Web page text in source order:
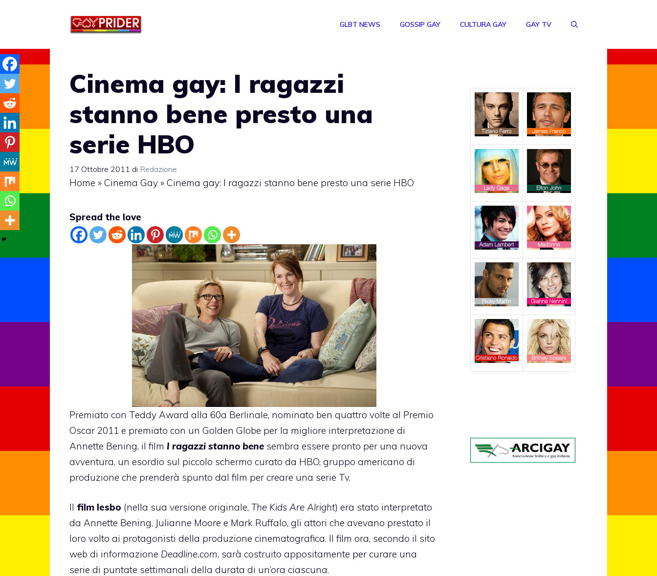
GLBT NEWS GOSSIP GAY CULTURA GAY GAY TV
Cinema gay: I ragazzi
stanno bene presto una
serie HBO
17 Ottobre 2011 di Redazione
Home » Cinema Gay » Cinema gay: I ragazzi stanno bene presto una serie HBO
Spread the love
Premiato con Teddy Award alla 60a Berlinale, nominato ben quattro volte al Premio
Oscar 2011 e premiato con un Golden Globe per la migliore interpretazione di
Annette Bening, il film I ragazzi stanno bene sembra essere pronto per una nuova
avventura, un esordio sul piccolo schermo curato da HBO, gruppo americano di
produzione che prenderà spunto dal film per creare una serie Tv.
Il film lesbo (nella sua versione originale, The Kids Are Alright) era stato interpretato
da Annette Bening, Julianne Moore e Mark Ruffalo, gli attori che avevano prestato il
loro volto ai protagonisti della produzione cinematografica. Il film ora, secondo il sito
web di informazione Deadline.com, sarà costruito appositamente per curare una
serie di puntate settimanali della durata di un’ora ciascuna.